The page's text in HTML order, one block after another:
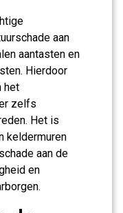
aan
aantasten en
Hierdoor
het
zelfs
Het is
keldermuren
aan de
en